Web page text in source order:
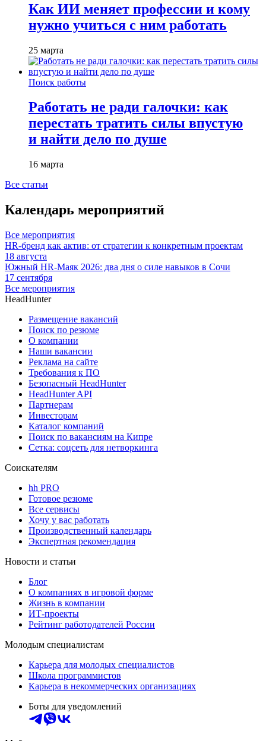
Как ИИ меняет профессии и кому
нужно учиться с ним работать
25 марта
Поиск работы
Работать не ради галочки: как
перестать тратить силы впустую
и найти дело по душе
16 марта
Все статьи
Календарь мероприятий
Все мероприятия
HR-бренд как актив: от стратегии к конкретным проектам
18 августа
Южный HR-Маяк 2026: два дня о силе навыков в Сочи
17 сентября
Все мероприятия
HeadHunter
Размещение вакансий
Поиск по резюме
О компании
Наши вакансии
Реклама на сайте
Требования к ПО
Безопасный HeadHunter
HeadHunter API
Партнерам
Инвесторам
Каталог компаний
Поиск по вакансиям на Кипре
Сетка: соцсеть для нетворкинга
Соискателям
hh PRO
Готовое резюме
Все сервисы
Хочу у вас работать
Производственный календарь
Экспертная рекомендация
Новости и статьи
Блог
О компаниях в игровой форме
Жизнь в компании
ИТ-проекты
Рейтинг работодателей России
Молодым специалистам
Карьера для молодых специалистов
Школа программистов
Карьера в некоммерческих организациях
Боты для уведомлений